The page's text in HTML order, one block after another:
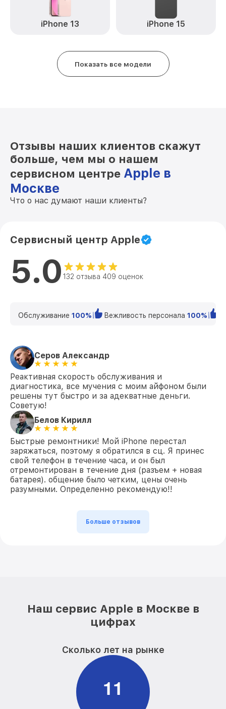
iPhone 13 iPhone 15
Показать все модели
Отзывы наших клиентов скажут
больше, чем мы о нашем
сервисном центре Apple в
Москве
Что о нас думают наши клиенты?
Сервисный центр Apple
5.0 132 отзыва 409 оценок
Обслуживание 100% Вежливость персонала 100%
Серов Александр
Реактивная скорость обслуживания и
диагностика, все мучения с моим айфоном были
решены тут быстро и за адекватные деньги.
Советую!
Белов Кирилл
Быстрые ремонтники! Мой iPhone перестал
заряжаться, поэтому я обратился в сц. Я принес
свой телефон в течение часа, и он был
отремонтирован в течение дня (разъем + новая
батарея). общение было четким, цены очень
разумными. Определенно рекомендую!!
Больше отзывов
Наш сервис Apple в Москве в
цифрах
Сколько лет на рынке
11